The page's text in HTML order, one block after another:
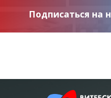
Подписаться на